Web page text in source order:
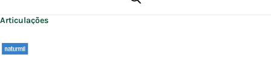
Suplementos alimentares
Articulações